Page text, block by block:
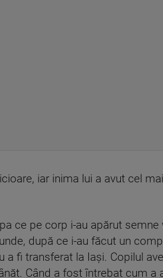
iar inima lui a avut cel
ce pe corp i-au apărut semne
după ce i-au făcut un
a fi transferat la Iași. Copilul
Când a fost întrebat cum a